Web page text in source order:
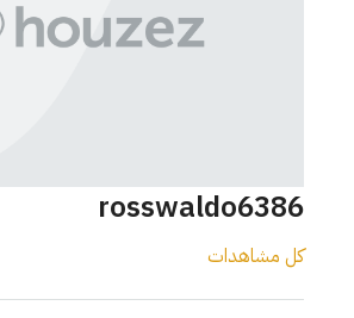
rosswaldo6386
كل مشاهدات